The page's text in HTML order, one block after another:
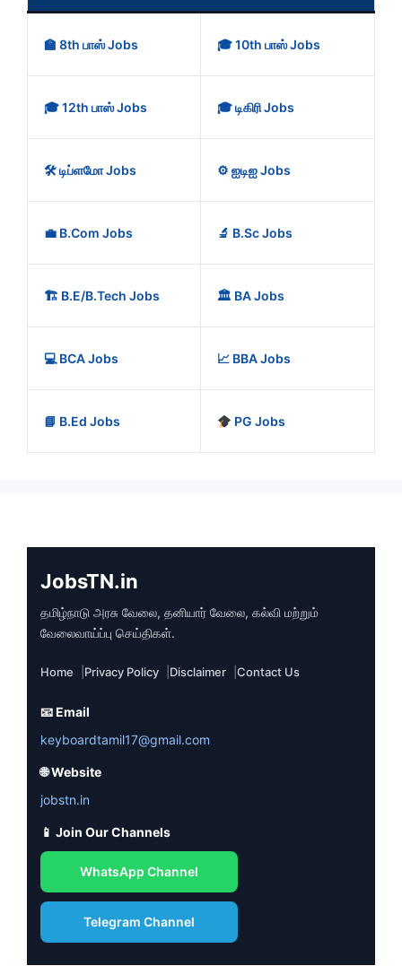
🏫 8th பாஸ் Jobs 🎓 10th பாஸ் Jobs
🎓 12th பாஸ் Jobs 🎓 டிகிரி Jobs
🛠️ டிப்ளமோ Jobs ⚙️ ஐடிஐ Jobs
💼 B.Com Jobs 🔬 B.Sc Jobs
🏗️ B.E/B.Tech Jobs 🏛️ BA Jobs
💻 BCA Jobs 📈 BBA Jobs
📘 B.Ed Jobs PG Jobs
JobsTN.in
தமிழ்நாடு அரசு வேலை, தனியார் வேலை, கல்வி மற்றும்
வேலைவாய்ப்பு செய்திகள்.
Home Privacy Policy Disclaimer Contact Us
📧 Email
keyboardtamil17@gmail.com
🌐 Website
jobstn.in
📱 Join Our Channels
WhatsApp Channel
Telegram Channel